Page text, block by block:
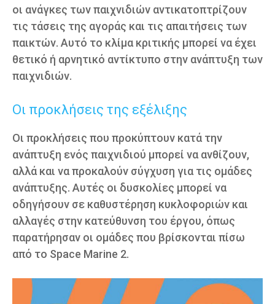
οι ανάγκες των παιχνιδιών αντικατοπτρίζουν
τις τάσεις της αγοράς και τις απαιτήσεις των
παικτών. Αυτό το κλίμα κριτικής μπορεί να έχει
θετικό ή αρνητικό αντίκτυπο στην ανάπτυξη των
παιχνιδιών.
Οι προκλήσεις της εξέλιξης
Οι προκλήσεις που προκύπτουν κατά την
ανάπτυξη ενός παιχνιδιού μπορεί να ανθίζουν,
αλλά και να προκαλούν σύγχυση για τις ομάδες
ανάπτυξης. Αυτές οι δυσκολίες μπορεί να
οδηγήσουν σε καθυστέρηση κυκλοφοριών και
αλλαγές στην κατεύθυνση του έργου, όπως
παρατήρησαν οι ομάδες που βρίσκονται πίσω
από το Space Marine 2.